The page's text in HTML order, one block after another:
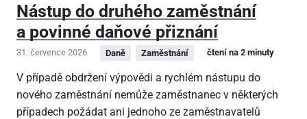
Nástup do druhého zaměstnání
a povinné daňové přiznání
31. července 2026 Daně Zaměstnání čtení na 2 minuty
V případě obdržení výpovědi a rychlém nástupu do
nového zaměstnání nemůže zaměstnanec v některých
případech požádat ani jednoho ze zaměstnavatelů